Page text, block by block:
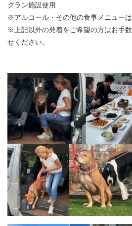
グラン施設使用
※アルコール・その他の食事メニューは
※上記以外の発着をご希望の方はお手
せください。